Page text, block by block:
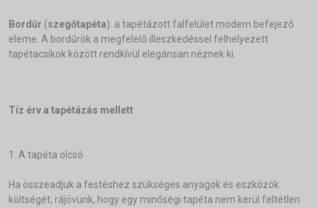
Bordűr (szegőtapéta): a tapétázott falfelület modern befejező
eleme. A bordűrök a megfelelő illeszkedéssel felhelyezett
tapétacsíkok között rendkívül elegánsan néznek ki.
Tíz érv a tapétázás mellett
1. A tapéta olcsó
Ha összeadjuk a festéshez szükséges anyagok és eszközök
költségét, rájövünk, hogy egy minőségi tapéta nem kerül feltétlen